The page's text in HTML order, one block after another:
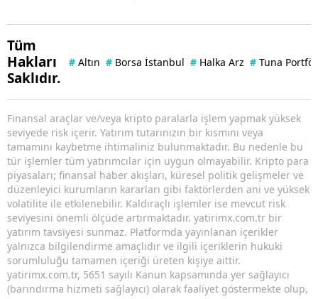
Tüm
Hakları
Saklıdır.
# Altın # Borsa İstanbul # Halka Arz # Tuna
Finansal araçlar ve/veya kripto paralarla işlem yapmak yüksek
seviyede risk içerir. Yatırım tutarınızın bir kısmını veya
tamamını kaybetme ihtimaliniz bulunmaktadır. Bu nedenle bu
tür işlemler tüm yatırımcılar için uygun olmayabilir. Kripto para
piyasaları; finansal haber akışları, küresel politik gelişmeler ve
düzenleyici kurumların kararları gibi faktörlerden ani ve yüksek
volatilite ile etkilenebilir. Kaldıraçlı işlemler ise mevcut risk
seviyesini önemli ölçüde artırmaktadır. yatirimx.com.tr bir
yatırım tavsiyesi sunmaz. Platformda yayınlanan içerikler
yalnızca bilgilendirme amaçlıdır ve ilgili içeriklerin hukuki
sorumluluğu tamamen içeriği üreten kişiye aittir.
yatirimx.com.tr, 5651 sayılı Kanun kapsamında yer sağlayıcı
(barındırma hizmeti sağlayıcı) olarak faaliyet göstermekte olup,